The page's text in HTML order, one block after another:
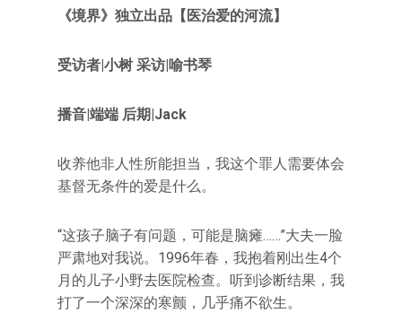
《境界》独立出品【医治爱的河流】
受访者|小树 采访|喻书琴
播音|端端 后期|Jack
收养他非人性所能担当，我这个罪人需要体会
基督无条件的爱是什么。
“这孩子脑子有问题，可能是脑瘫……”大夫一脸
严肃地对我说。1996年春，我抱着刚出生4个
月的儿子小野去医院检查。听到诊断结果，我
打了一个深深的寒颤，几乎痛不欲生。